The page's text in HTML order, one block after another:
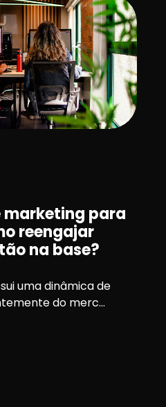
para
reengajar
na base?
uma dinâmica de
do merc...